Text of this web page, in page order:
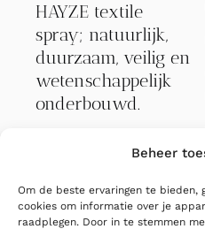
Beheer
Om de beste ervaringen te bieden,
cookies om informatie over je
raadplegen. Door in te stemmen
HAYZE textile
spray; natuurlijk,
duurzaam, veilig en
wetenschappelijk
onderbouwd.
033 88 82 688